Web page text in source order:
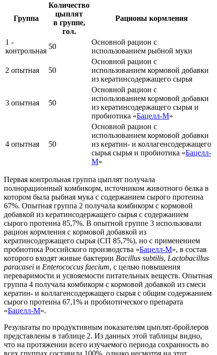
Группа
Количество
цыплят
в группе,
гол.
Рационы кормления
1 -
контрольная
50
Основной рацион с
использованием рыбной муки
2 опытная 50
Основной рацион с
использованием кормовой добавки
из кератинсодержащего сырья
3 опытная 50
Основной рацион с
использованием кормовой добавки
из кератинсодержащего сырья и
пробиотика «Бацелл-М»
4 опытная 50
Основной рацион с
использованием кормовой добавки
из кератин- и коллагенсодержащего
сырья сырья и пробиотика «Бацелл-
М»
Первая контрольная группа цыплят получала
полнорационный комбикорм, источником животного белка в
котором была рыбная мука с содержанием сырого протеина
67%. Опытная группа 2 получала комбикорм с кормовой
добавкой из кератинсодержащего сырья с содержанием
сырого протеина 85,7%. В опытной группе 3 использовали
рацион кормления с кормовой добавкой из
кератинсодержащего сырья (СП 85,7%), но с применением
пробиотика Российского производства «Бацелл-М», в состав
которого входят живые бактерии Bacillus subtilis, Lactobacillus
paracasei и Enterococcus faecium, с целью повышения
переваримости и усвояемости питательных веществ. Опытная
группа 4 получала комбикорм с кормовой добавкой из смеси
кератин- и коллагенсодержащего сырья с общим содержанием
сырого протеина 67,1% и пробиотического препарата
«Бацелл-М».
Результаты по продуктивным показателям цыплят-бройлеров
представлены в таблице 2. Из данных этой таблицы видно,
что на протяжении всего изучаемого периода сохранность во
всех группах составила 100%, однако несмотря на этот